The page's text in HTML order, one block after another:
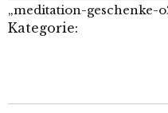
„meditation-geschenke-
Kategorie: